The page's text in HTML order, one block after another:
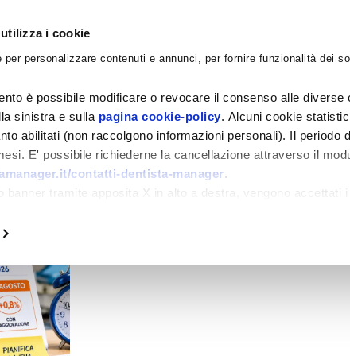
i cookie
personalizzare contenuti e annunci, per fornire funzionalità dei
è possibile modificare o revocare il consenso alle diverse
sinistra e sulla pagina cookie-policy. Alcuni cookie
abilitati (non raccolgono informazioni personali). Il periodo
E' possibile richiederne la cancellazione attraverso il
contatti-dentista-manager.
banner tramite apposita X in alto a destra, vengono accettati